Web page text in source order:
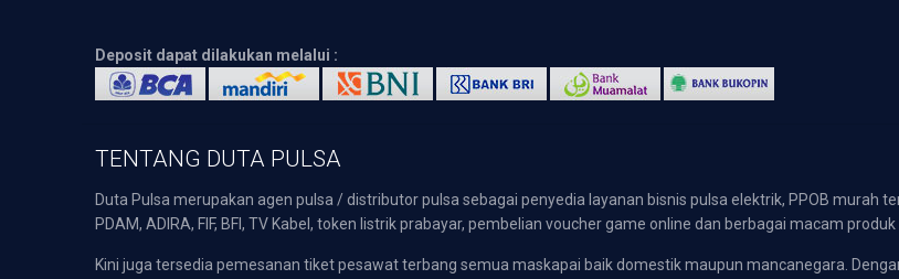
Deposit dapat dilakukan melalui :
TENTANG DUTA PULSA
Duta Pulsa merupakan agen pulsa / distributor pulsa sebagai penyedia layanan bisnis pulsa elektrik, PPOB murah
PDAM, ADIRA, FIF, BFI, TV Kabel, token listrik prabayar, pembelian voucher game online dan berbagai macam
Kini juga tersedia pemesanan tiket pesawat terbang semua maskapai baik domestik maupun mancanegara.